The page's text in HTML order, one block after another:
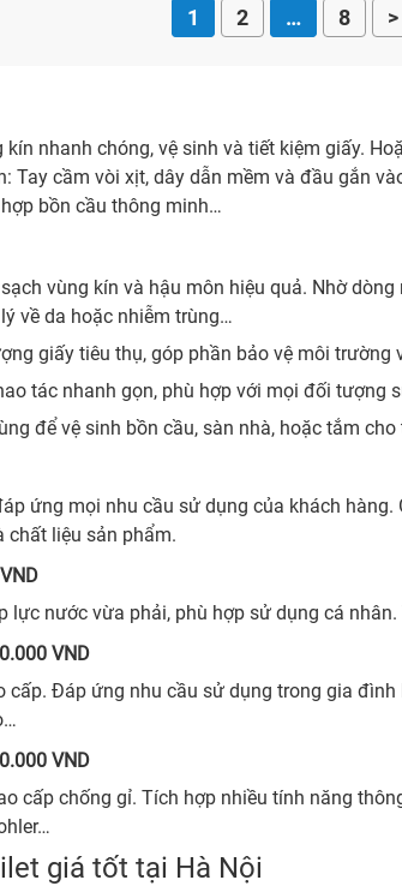
1 2 … 8 >
nhanh chóng, vệ sinh và tiết kiệm giấy.
Tay cầm vòi xịt, dây dẫn mềm và đầu gắn
bồn cầu thông minh…
vùng kín và hậu môn hiệu quả. Nhờ
về da hoặc nhiễm trùng…
giấy tiêu thụ, góp phần bảo vệ môi trường
tác nhanh gọn, phù hợp với mọi đối tượng
để vệ sinh bồn cầu, sàn nhà, hoặc tắm
ứng mọi nhu cầu sử dụng của khách
chất liệu sản phẩm.
lực nước vừa phải, phù hợp sử dụng cá
VND
cấp. Đáp ứng nhu cầu sử dụng trong gia
VND
cấp chống gỉ. Tích hợp nhiều tính năng
giá tốt tại Hà Nội